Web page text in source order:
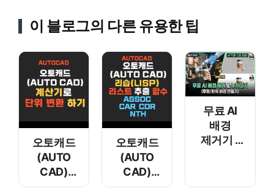
이 블로그의 다른 유용한 팁
오토캐드
(AUTO
CAD)
계산기로
오토캐드
(AUTO
CAD)
리습(Lisp)
무료 AI
배경
제거기 –